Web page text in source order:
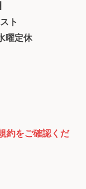
ト
曜定休
約をご確認くだ